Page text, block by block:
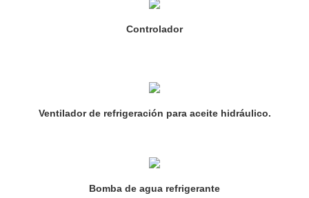
Controlador
Ventilador de refrigeración para aceite hidráulico.
Bomba de agua refrigerante